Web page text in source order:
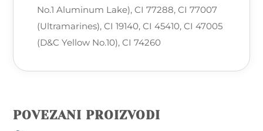
No.1 Aluminum Lake), CI 77288, CI 77007
(Ultramarines), CI 19140, CI 45410, CI 47005
(D&C Yellow No.10), CI 74260
POVEZANI PROIZVODI